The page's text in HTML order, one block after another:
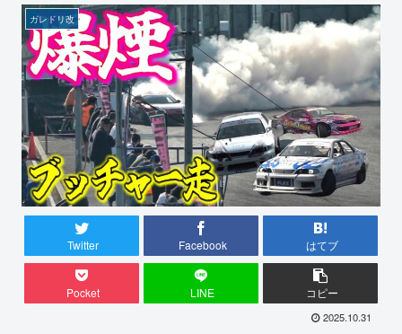
ガレドリ改
Twitter Facebook はてブ
Pocket LINE コピー
2025.10.31